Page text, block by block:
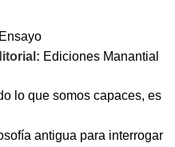
Ensayo
Ediciones Manantial
lo que somos capaces, es
antigua para interrogar